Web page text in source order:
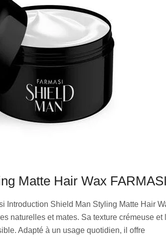
Matte Hair Wax FARMASI
Shield Man Styling Matte Hair
naturelles et mates. Sa texture crémeuse
Adapté à un usage quotidien, il offre